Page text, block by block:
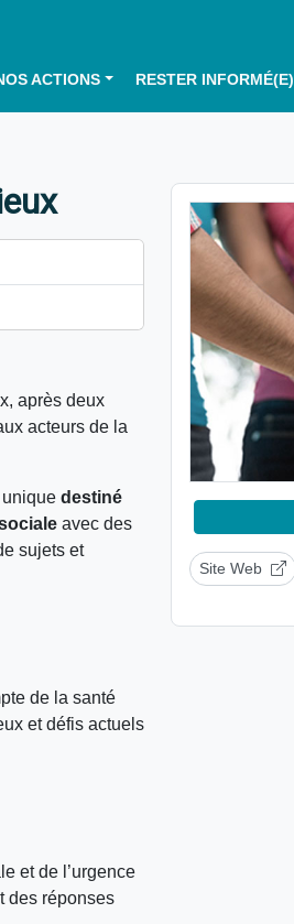
ACTIONS RESTER INFORMÉ(E)
après deux
acteurs de la
unique destiné
avec des
sujets et
de la santé
et défis actuels
et de l’urgence
des réponses
Site Web